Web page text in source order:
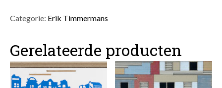
aantal
Categorie: Erik Timmermans
Gerelateerde producten